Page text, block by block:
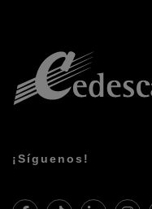
¡Síguenos!